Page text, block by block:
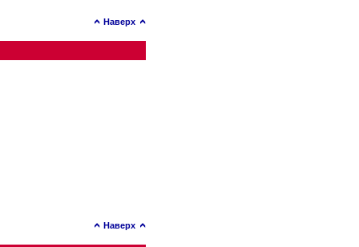
Наверх
Наверх